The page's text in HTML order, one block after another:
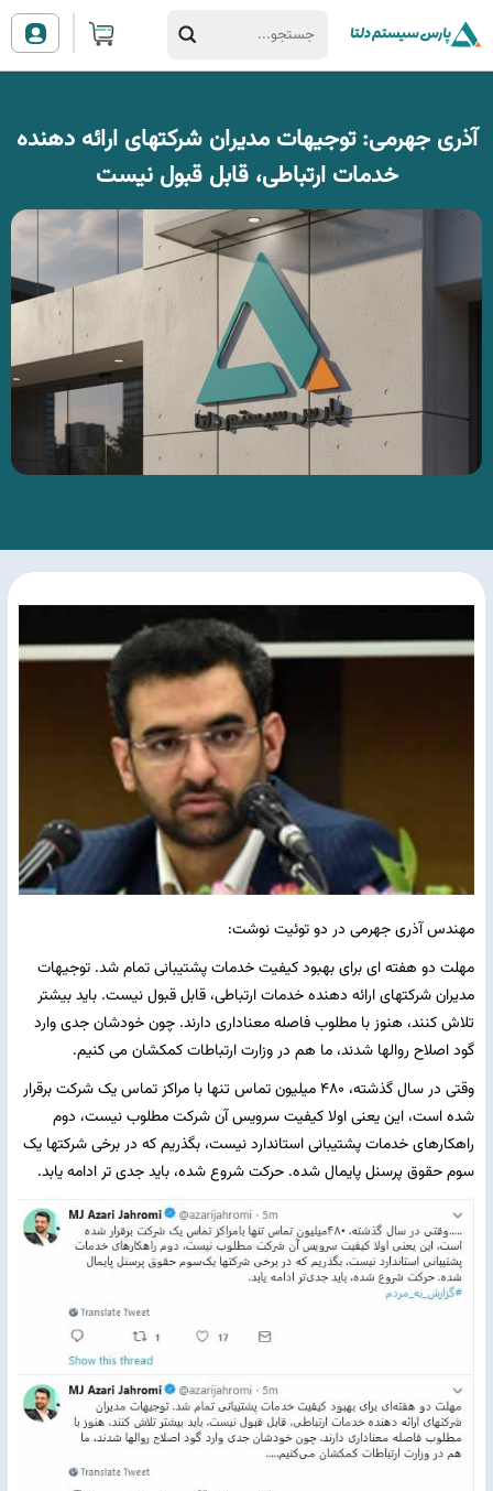
آذری جهرمی: توجیهات مدیران شرکتهای ارائه دهنده
خدمات ارتباطی، قابل قبول نیست
مهندس آذری جهرمی در دو توئیت نوشت:
مهلت دو هفته ای برای بهبود کیفیت خدمات پشتیبانی تمام شد. توجیهات
مدیران شرکتهای ارائه دهنده خدمات ارتباطی، قابل قبول نیست. باید بیشتر
تلاش کنند، هنوز با مطلوب فاصله معناداری دارند. چون خودشان جدی وارد
گود اصلاح روالها شدند، ما هم در وزارت ارتباطات کمکشان می کنیم.
وقتی در سال گذشته، ۴۸۰ میلیون تماس تنها با مراکز تماس یک شرکت برقرار
شده است، این یعنی اولا کیفیت سرویس آن شرکت مطلوب نیست، دوم
راهکارهای خدمات پشتیبانی استاندارد نیست، بگذریم که در برخی شرکتها یک
سوم حقوق پرسنل پایمال شده. حرکت شروع شده، باید جدی تر ادامه یابد.